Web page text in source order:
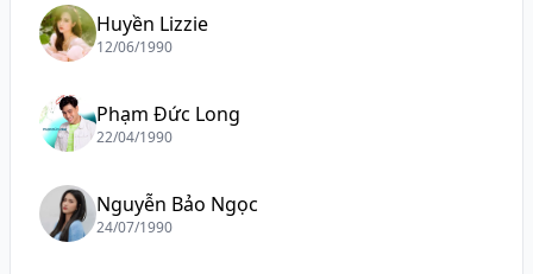
Huyền Lizzie
12/06/1990
Phạm Đức Long
22/04/1990
Nguyễn Bảo Ngọc
24/07/1990